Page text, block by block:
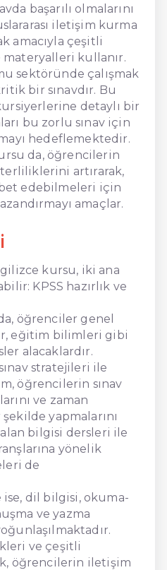
başarılı olmalarını
iletişim kurma
amacıyla çeşitli
kullanır.
sektöründe çalışmak
bir sınavdır. Bu
detaylı bir
bu zorlu sınav için
hedeflemektedir.
da, öğrencilerin
artırarak,
edebilmeleri için
amaçlar.
kursu, iki ana
KPSS hazırlık ve
öğrenciler genel
eğitim bilimleri gibi
alacaklardır.
stratejileri ile
öğrencilerin sınav
ve zaman
yapmalarını
alan bilgisi dersleri ile
yönelik
de
dil bilgisi, okuma-
ve yazma
ve çeşitli
öğrencilerin iletişim